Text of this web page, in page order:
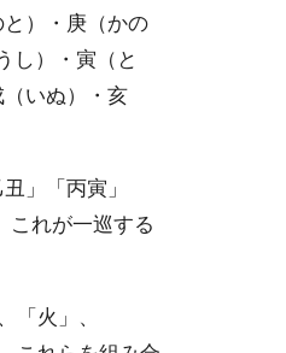
）・庚（かの
し）・寅（と
いぬ）・亥
」「丙寅」
これが一巡する
火」、